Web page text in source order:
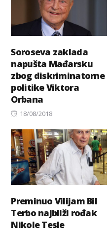
Soroseva zaklada
napušta Mađarsku
zbog diskriminatorne
politike Viktora
Orbana
Posted
18/08/2018
Preminuo Vilijam Bil
Terbo najbliži rođak
Nikole Tesle